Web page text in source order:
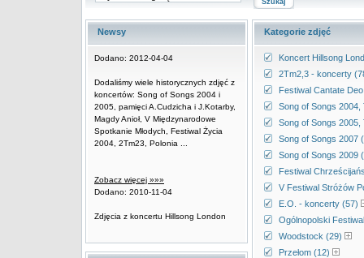
Newsy
Dodano: 2012-04-04
Dodaliśmy wiele historycznych zdjęć z
koncertów: Song of Songs 2004 i
2005, pamięci A.Cudzicha i J.Kotarby,
Magdy Anioł, V Międzynarodowe
Spotkanie Młodych, Festiwal Życia
2004, 2Tm23, Polonia ...
Zobacz więcej »»»
Dodano: 2010-11-04
Zdjęcia z koncertu Hillsong London
Kategorie zdjęć
Koncert Hillsong
2Tm2,3 - koncerty
Festiwal Cantate
Song of Songs
Song of Songs
Song of Songs 2007
Song of Songs 2009
Festiwal
V Festiwal Stróżów
E.O. - koncerty (57)
Ogólnopolski
Woodstock (29)
Przełom (12)